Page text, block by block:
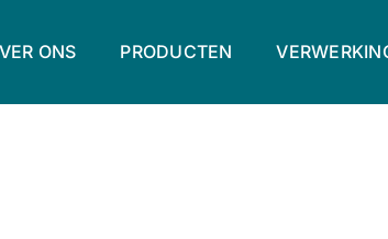
ONS PRODUCTEN